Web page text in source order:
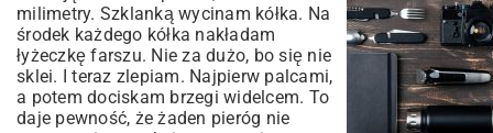
milimetry. Szklanką wycinam kółka. Na
środek każdego kółka nakładam
łyżeczkę farszu. Nie za dużo, bo się nie
sklei. I teraz zlepiam. Najpierw palcami,
a potem dociskam brzegi widelcem. To
daje pewność, że żaden pieróg nie